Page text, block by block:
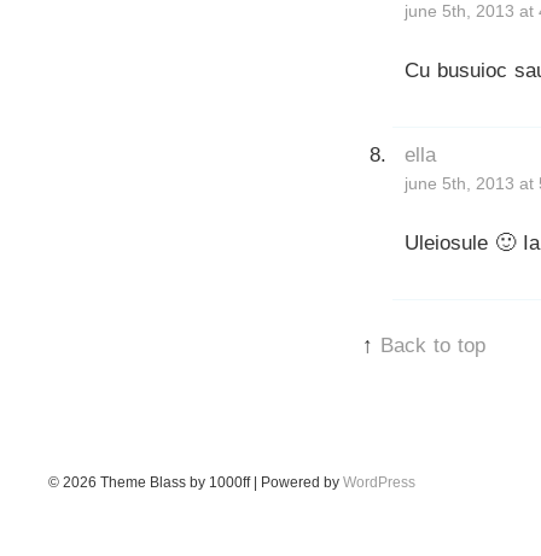
june 5th, 2013 at
Cu busuioc
ella
june 5th, 2013 at
Uleiosule 🙂
↑ Back to top
© 2026 Theme Blass by 1000ff | Powered by WordPress